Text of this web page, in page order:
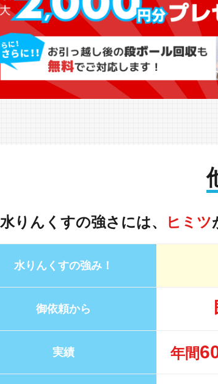
水りんくすの強さには、 ヒミツ
水りんくすの強み！
御依頼から
実績 年間